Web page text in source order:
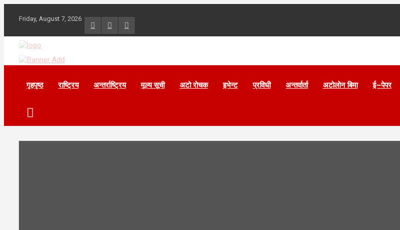
Friday, August 7, 2026
गृहपृष्ठ राष्ट्रिय अन्तर्राष्ट्रिय मूल्य सूची अटो रोचक इभेन्ट प्रविधी अन्तर्वार्ता अटोलोन बिमा ई–पेपर